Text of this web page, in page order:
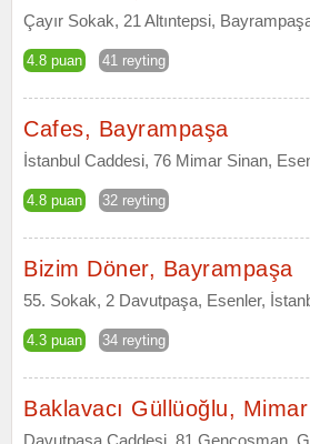
Çayır Sokak, 21 Altıntepsi,
4.8 puan 41 reyting
Cafes, Bayrampaşa
İstanbul Caddesi, 76 Mimar Sinan,
4.8 puan 32 reyting
Bizim Döner, Bayrampaşa
55. Sokak, 2 Davutpaşa, Esenler,
4.3 puan 34 reyting
Baklavacı Güllüoğlu,
Davutpaşa Caddesi, 81 Gençosman,